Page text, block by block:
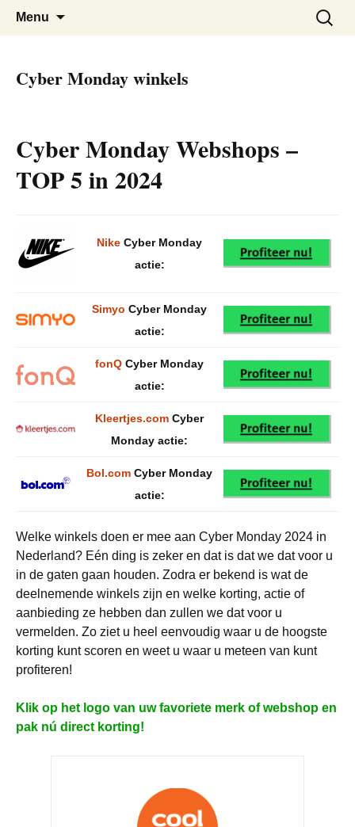
Cyber Monday Nederland
De beste Nederlandse Cyber Monday
Deals bij elkaar
Menu
Zoeken
naar:
Cyber Monday winkels
Cyber Monday Webshops –
TOP 5 in 2024
Nike Cyber Monday
actie:
Simyo Cyber Monday
actie:
fonQ Cyber Monday
actie:
Kleertjes.com Cyber
Monday actie:
Bol.com Cyber Monday
actie:
Welke winkels doen er mee aan Cyber Monday 2024 in
Nederland? Eén ding is zeker en dat is dat we dat voor u
in de gaten gaan houden. Zodra er bekend is wat de
deelnemende winkels zijn en welke korting, actie of
aanbieding ze hebben dan zullen we dat voor u
vermelden. Zo ziet u heel eenvoudig waar u de hoogste
korting kunt scoren en weet u waar u meteen van kunt
profiteren!
Klik op het logo van uw favoriete merk of webshop en
pak nú direct korting!